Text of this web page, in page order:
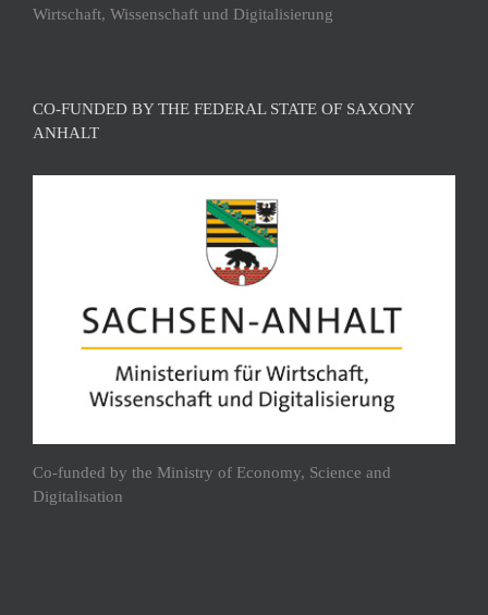
Wirtschaft, Wissenschaft und Digitalisierung
CO-FUNDED BY THE FEDERAL STATE OF SAXONY
ANHALT
Co-funded by the Ministry of Economy, Science and
Digitalisation